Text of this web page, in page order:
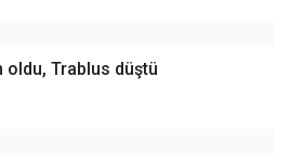
Trablus düştü